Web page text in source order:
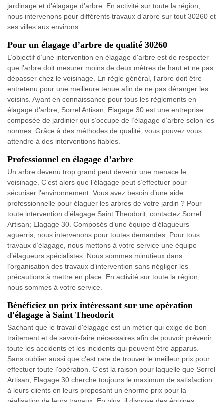
jardinage et d'élagage d'arbre. En activité sur toute la région,
nous intervenons pour différents travaux d’arbre sur tout 30260 et
ses villes aux environs.
Pour un élagage d’arbre de qualité 30260
L’objectif d’une intervention en élagage d'arbre est de respecter
que l’arbre doit mesurer moins de deux mètres de haut et ne pas
dépasser chez le voisinage. En règle général, l'arbre doit être
entretenu pour une meilleure tenue afin de ne pas déranger les
voisins. Ayant en connaissance pour tous les règlements en
élagage d'arbre, Sorrel Artisan; Elagage 30 est une entreprise
composée de jardinier qui s’occupe de l’élagage d’arbre selon les
normes. Grâce à des méthodes de qualité, vous pouvez vous
attendre à des interventions fiables.
Professionnel en élagage d’arbre
Un arbre devenu trop grand peut devenir une menace le
voisinage. C’est alors que l’élagage peut s’effectuer pour
sécuriser l’environnement. Vous avez besoin d’une aide
professionnelle pour élaguer les arbres de votre jardin ? Pour
toute intervention d’élagage Saint Theodorit, contactez Sorrel
Artisan; Elagage 30. Composés d’une équipe d’élagueurs
aguerris, nous intervenons pour toutes demandes. Pour tous
travaux d’élagage, nous mettons à votre service une équipe
d’élagueurs spécialistes. Nous sommes minutieux dans
l’organisation des travaux d’intervention sans négliger les
précautions à mettre en place. En activité sur toute la région,
nous sommes à votre service.
Bénéficiez un prix intéressant sur une opération
d'élagage à Saint Theodorit
Sachant que le travail d'élagage est un métier qui exige de bon
traitement et de savoir-faire nécessaires afin de pouvoir prévenir
toute les accidents et les incidents qui peuvent être apparus.
Sans oublier aussi que c'est rare de trouver le meilleur prix pour
effectuer toute l'opération. C'est la raison pour laquelle que Sorrel
Artisan; Elagage 30 cherche toujours le maximum de satisfaction
à leurs clients en leurs proposant un énorme prix pour la